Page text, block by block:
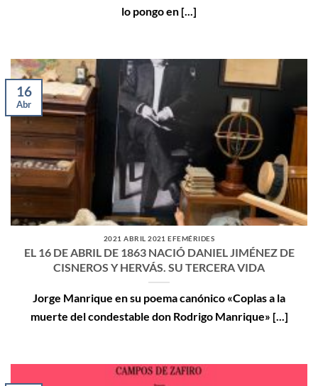
lo pongo en [...]
2021 ABRIL 2021 EFEMÉRIDES
EL 16 DE ABRIL DE 1863 NACIÓ DANIEL JIMÉNEZ DE
CISNEROS Y HERVÁS. SU TERCERA VIDA
Jorge Manrique en su poema canónico «Coplas a la
muerte del condestable don Rodrigo Manrique» [...]
16
Abr